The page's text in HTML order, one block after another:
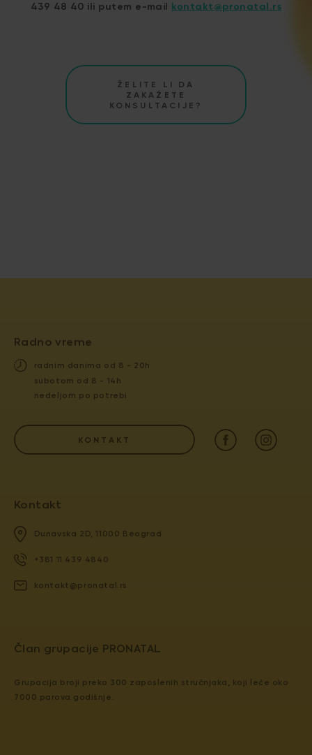
439 48 40 ili putem e-mail kontakt@pronatal.rs
ŽELITE LI DA
ZAKAŽETE
KONSULTACIJE?
​​Član grupacije PRONATAL
Grupacija broji preko 300 zaposlenih stručnjaka, koji leče oko
7000 parova godišnje.
Kontakt
Dunavska 2D, 11000 Beograd
+381 11 439 4840
kontakt@pronatal.rs
Radno vreme
radnim danima od 8 - 20h
subotom od 8 - 14h
nedeljom po potrebi
KONTAKT